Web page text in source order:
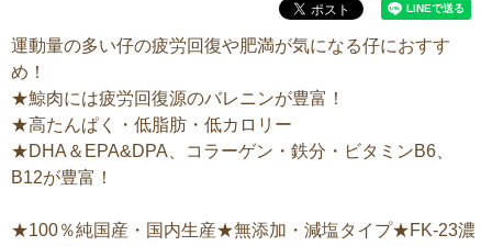
運動量の多い仔の疲労回復や肥満が気になる仔におすす
め！
★鯨肉には疲労回復源のバレニンが豊富！
★高たんぱく・低脂肪・低カロリー
★DHA＆EPA&DPA、コラーゲン・鉄分・ビタミンB6、
B12が豊富！
★100％純国産・国内生産★無添加・減塩タイプ★FK-23濃